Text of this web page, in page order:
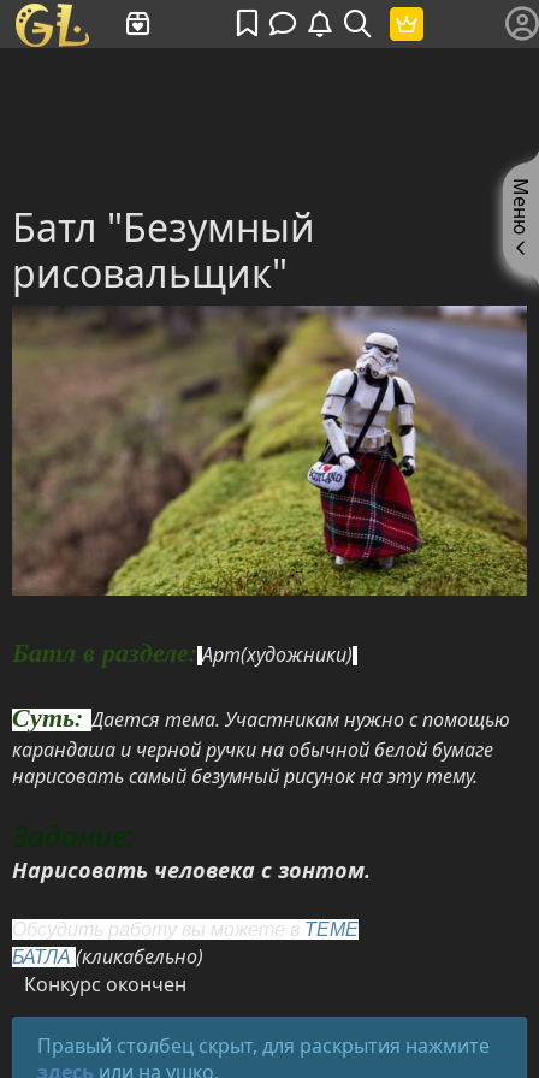
Батл "Безумный
рисовальщик"
Батл в разделе: Арт(художники)
Суть: Дается тема. Участникам нужно с помощью
карандаша и черной ручки на обычной белой бумаге
нарисовать самый безумный рисунок на эту тему.
Задание:
Нарисовать человека с зонтом.
Обсудить работу вы можете в ТЕМЕ
БАТЛА (кликабельно)
Конкурс окончен
Правый столбец скрыт, для раскрытия нажмите
здесь или на ушко.
Меню